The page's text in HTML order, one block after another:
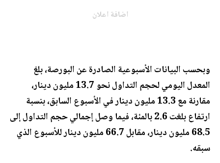
اضافة اعلان
وبحسب البيانات الأسبوعية الصادرة عن البورصة، بلغ
المعدل اليومي لحجم التداول نحو 13.7 مليون دينار،
مقارنة مع 13.3 مليون دينار في الأسبوع السابق، بنسبة
ارتفاع بلغت 2.6 بالمئة، فيما وصل إجمالي حجم التداول إلى
68.5 مليون دينار، مقابل 66.7 مليون دينار للأسبوع الذي
سبقه.